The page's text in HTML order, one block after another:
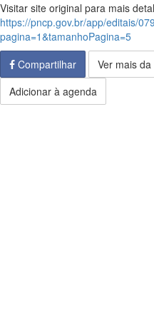
Visitar site original para mais
https://pncp.gov.br/app/editais/
pagina=1&tamanhoPagina=5
Compartilhar
Ver mais
Adicionar à agenda